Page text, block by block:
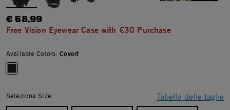
€ 58,99
Free Vision Eyewear Case with €30 Purchase
Available Colors:Covert
Tabella delle taglie
Seleziona Size: